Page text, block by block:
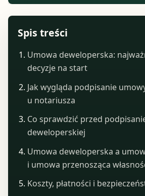
Spis treści
Umowa deweloperska:
decyzje na start
Jak wygląda podpisanie
u notariusza
Co sprawdzić przed
deweloperskiej
Umowa deweloperska a
i umowa przenosząca
Koszty, płatności i